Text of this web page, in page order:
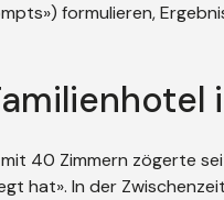
formulieren,
40 Zimmern zögerte
hat». In der